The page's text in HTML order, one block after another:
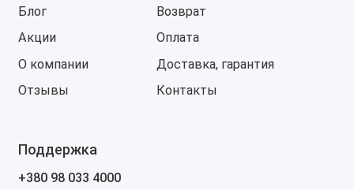
Блог
Акции
О компании
Отзывы
Возврат
Оплата
Доставка, гарантия
Контакты
Поддержка
+380 98 033 4000